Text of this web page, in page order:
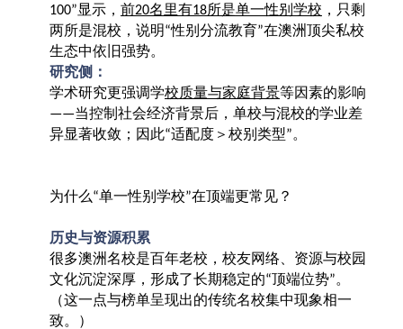
100”显示， 前20名里有18所是单一性别学校 ，只剩
两所是混校，说明“性别分流教育”在澳洲顶尖私校
生态中依旧强势。
研究侧：
学术研究更强调学校质量与家庭背景等因素的影响
——当控制社会经济背景后，单校与混校的学业差
异显著收敛；因此“适配度＞校别类型”。
为什么“单一性别学校”在顶端更常见？
历史与资源积累
很多澳洲名校是百年老校，校友网络、资源与校园
文化沉淀深厚，形成了长期稳定的“顶端位势”。
（这一点与榜单呈现出的传统名校集中现象相一
致。）